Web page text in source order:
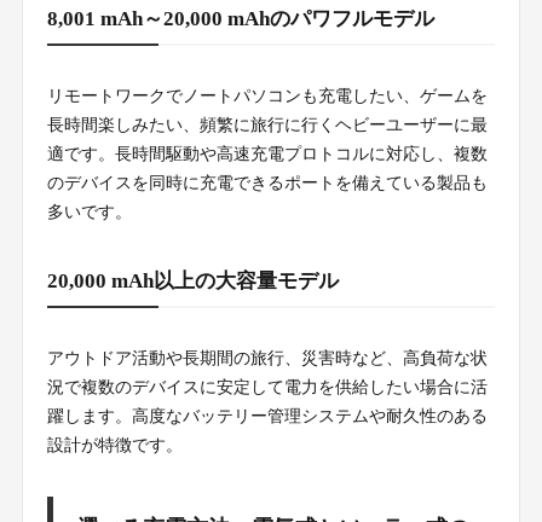
8,001 mAh～20,000 mAhのパワフルモデル
リモートワークでノートパソコンも充電したい、ゲームを
長時間楽しみたい、頻繁に旅行に行くヘビーユーザーに最
適です。長時間駆動や高速充電プロトコルに対応し、複数
のデバイスを同時に充電できるポートを備えている製品も
多いです。
20,000 mAh以上の大容量モデル
アウトドア活動や長期間の旅行、災害時など、高負荷な状
況で複数のデバイスに安定して電力を供給したい場合に活
躍します。高度なバッテリー管理システムや耐久性のある
設計が特徴です。